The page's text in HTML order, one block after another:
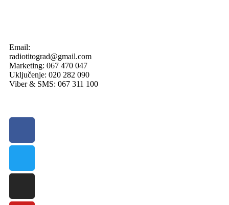
Email:
radiotitograd@gmail.com
Marketing: 067 470 047
Uključenje: 020 282 090
Viber & SMS: 067 311 100